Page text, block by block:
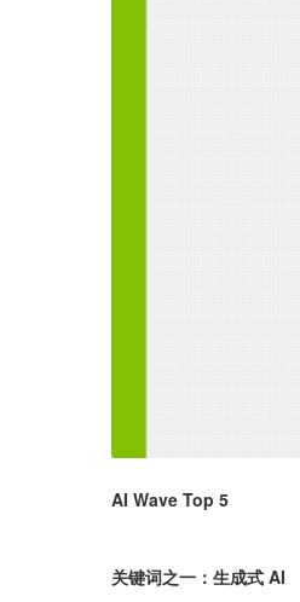
AI Wave Top 5
关键词之一：生成式 AI